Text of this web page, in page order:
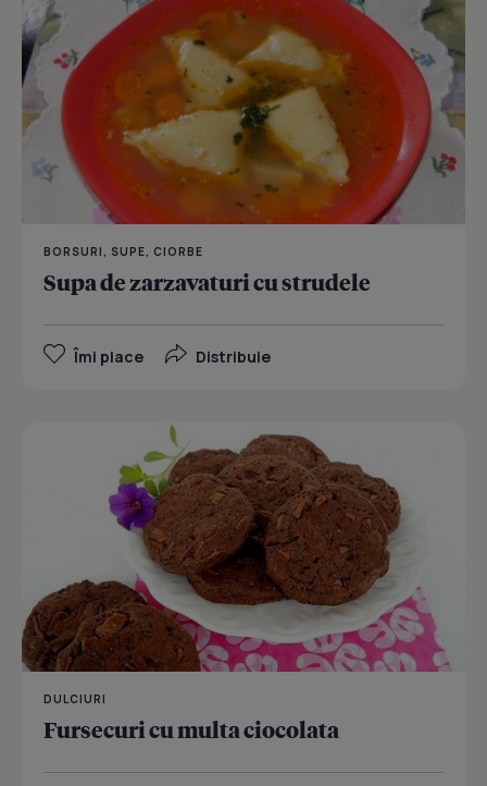
BORSURI, SUPE, CIORBE
Supa de zarzavaturi cu strudele
Îmi place Distribuie
DULCIURI
Fursecuri cu multa ciocolata